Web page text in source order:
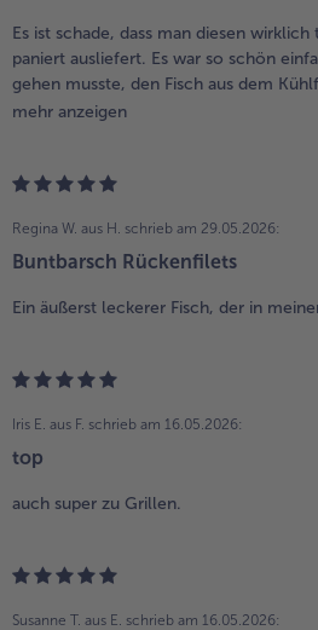
Es ist schade, dass man diesen
paniert ausliefert. Es war so schön
gehen musste, den Fisch aus dem
mehr anzeigen
Regina W. aus H. schrieb am 29.05.2026:
Buntbarsch Rückenfilets
Ein äußerst leckerer Fisch, der in
Iris E. aus F. schrieb am 16.05.2026:
top
auch super zu Grillen.
Susanne T. aus E. schrieb am 16.05.2026: